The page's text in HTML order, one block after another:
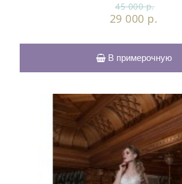
45 000 р.
29 000 р.
В примерочную